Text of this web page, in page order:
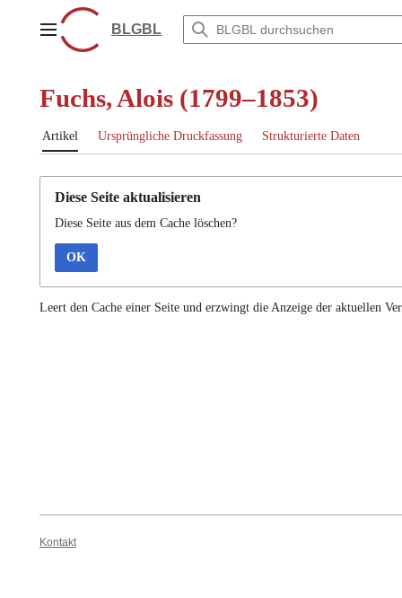
springenHauptmenüBLGBL
Fuchs, Alois (1799–1853)
Artikel Ursprüngliche Druckfassung Strukturierte Daten
Diese Seite aktualisieren
Diese Seite aus dem Cache löschen?
OK
Leert den Cache einer Seite und erzwingt die Anzeige der aktuellen
Kontakt